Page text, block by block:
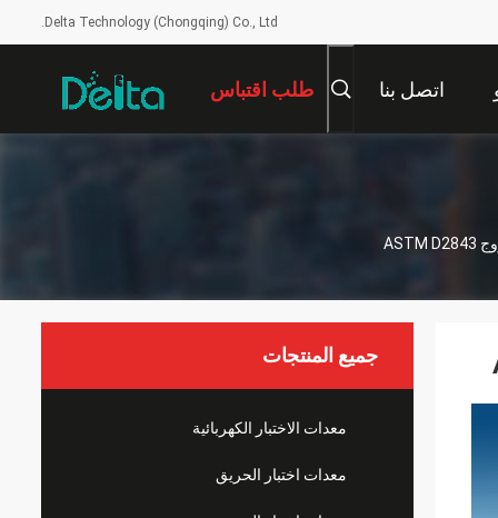
Delta Technology (Chongqing) Co., Ltd.
اتصل بنا طلب اقتباس
جميع المنتجات
معدات الاختبار الكهربائية
معدات اختبار الحريق